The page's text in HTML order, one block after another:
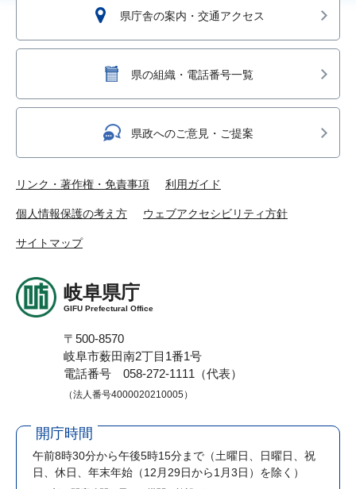
県庁舎の案内・交通アクセス
県の組織・電話番号一覧
県政へのご意見・ご提案
リンク・著作権・免責事項 利用ガイド
個人情報保護の考え方 ウェブアクセシビリティ方針
サイトマップ
岐阜県庁
GIFU Prefectural Office
〒500-8570
岐阜市薮田南2丁目1番1号
電話番号 058-272-1111（代表）
（法人番号4000020210005）
開庁時間
午前8時30分から午後5時15分まで （土曜日、日曜日、祝
日、休日、年末年始（12月29日から1月3日）を除く）